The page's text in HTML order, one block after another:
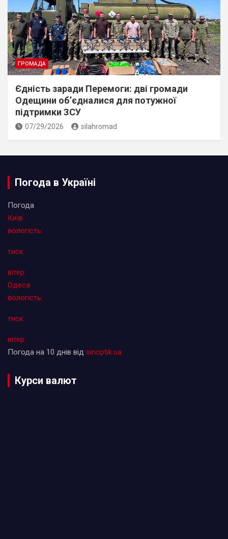
ГРОМАДА
Єдність заради Перемоги: дві громади
Одещини об’єдналися для потужної
підтримки ЗСУ
07/29/2026 silahromad
Погода в Україні
Погода
Київ
вологість:
тиск:
вітер:
Одеса
вологість:
тиск:
вітер:
Погода на 10 днів від sinoptik.ua
Курси валют